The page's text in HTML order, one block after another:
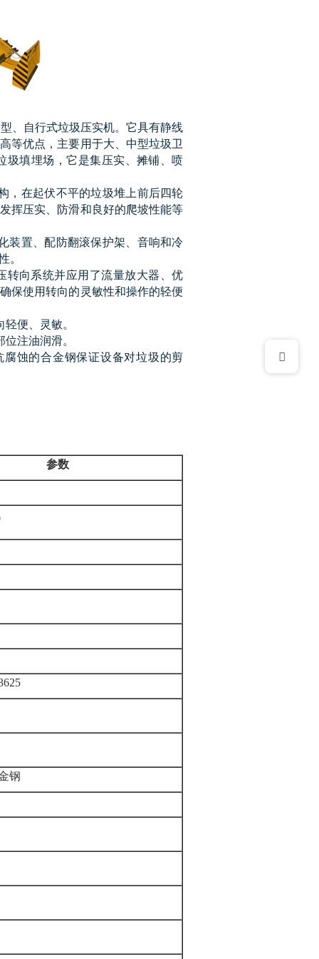
、自行式垃圾压实机。它具有静线
等优点，主要用于大、中型垃圾卫
圾填埋场，它是集压实、摊铺、喷
，在起伏不平的垃圾堆上前后四轮
挥压实、防滑和良好的爬坡性能等
装置、配防翻滚保护架、音响和冷
。
转向系统并应用了流量放大器、优
保使用转向的灵敏性和操作的轻便
便、灵敏。
注油润滑。
蚀的合金钢保证设备对垃圾的剪
参数
钢